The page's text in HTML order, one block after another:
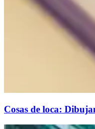
Cosas de loca: